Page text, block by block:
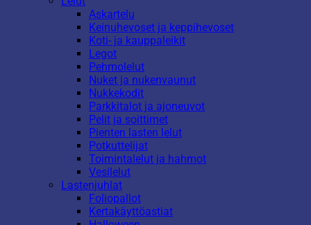
Askartelu
Keinuhevoset ja keppihevoset
Koti- ja kauppaleikit
Legot
Pehmolelut
Nuket ja nukenvaunut
Nukkekodit
Parkkitalot ja ajoneuvot
Pelit ja soittimet
Pienten lasten lelut
Potkuttelijat
Toimintalelut ja hahmot
Vesilelut
Lastenjuhlat
Foliopallot
Kertakäyttöastiat